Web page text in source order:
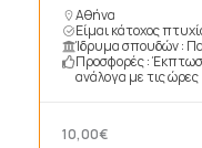
Αθήνα
Είμαι κάτοχος
Ίδρυμα σπουδών :
Προσφορές :
ανάλογα με τις ώρες
10,00€